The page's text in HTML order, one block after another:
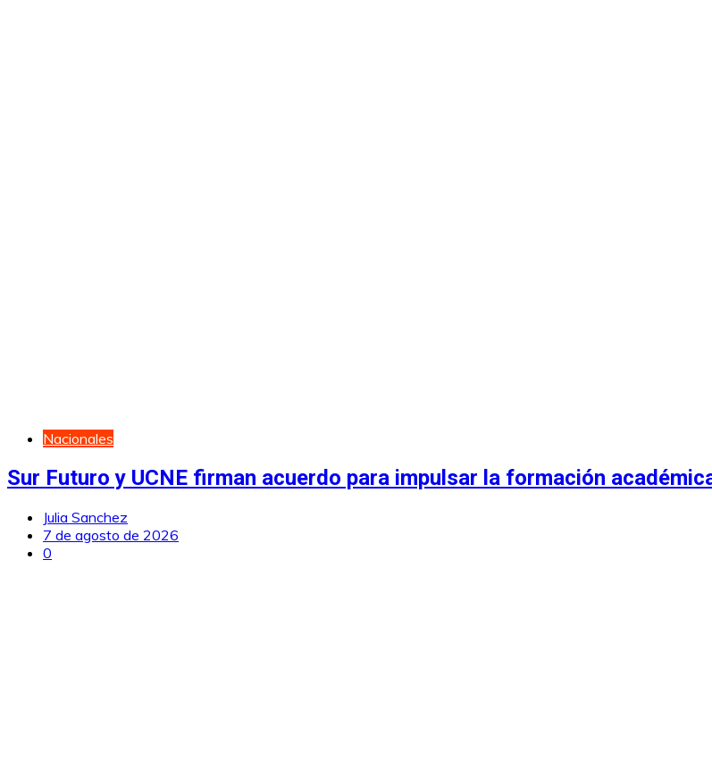
Nacionales
Sur Futuro y UCNE firman acuerdo para impulsar la formación
Julia Sanchez
7 de agosto de 2026
0